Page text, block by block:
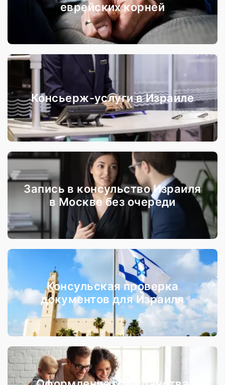
еврейских корней
Консьерж-услуги в Израиле
Запись в консульство Израиля
в Москве без очереди
Консульская проверка
документов для Израиля